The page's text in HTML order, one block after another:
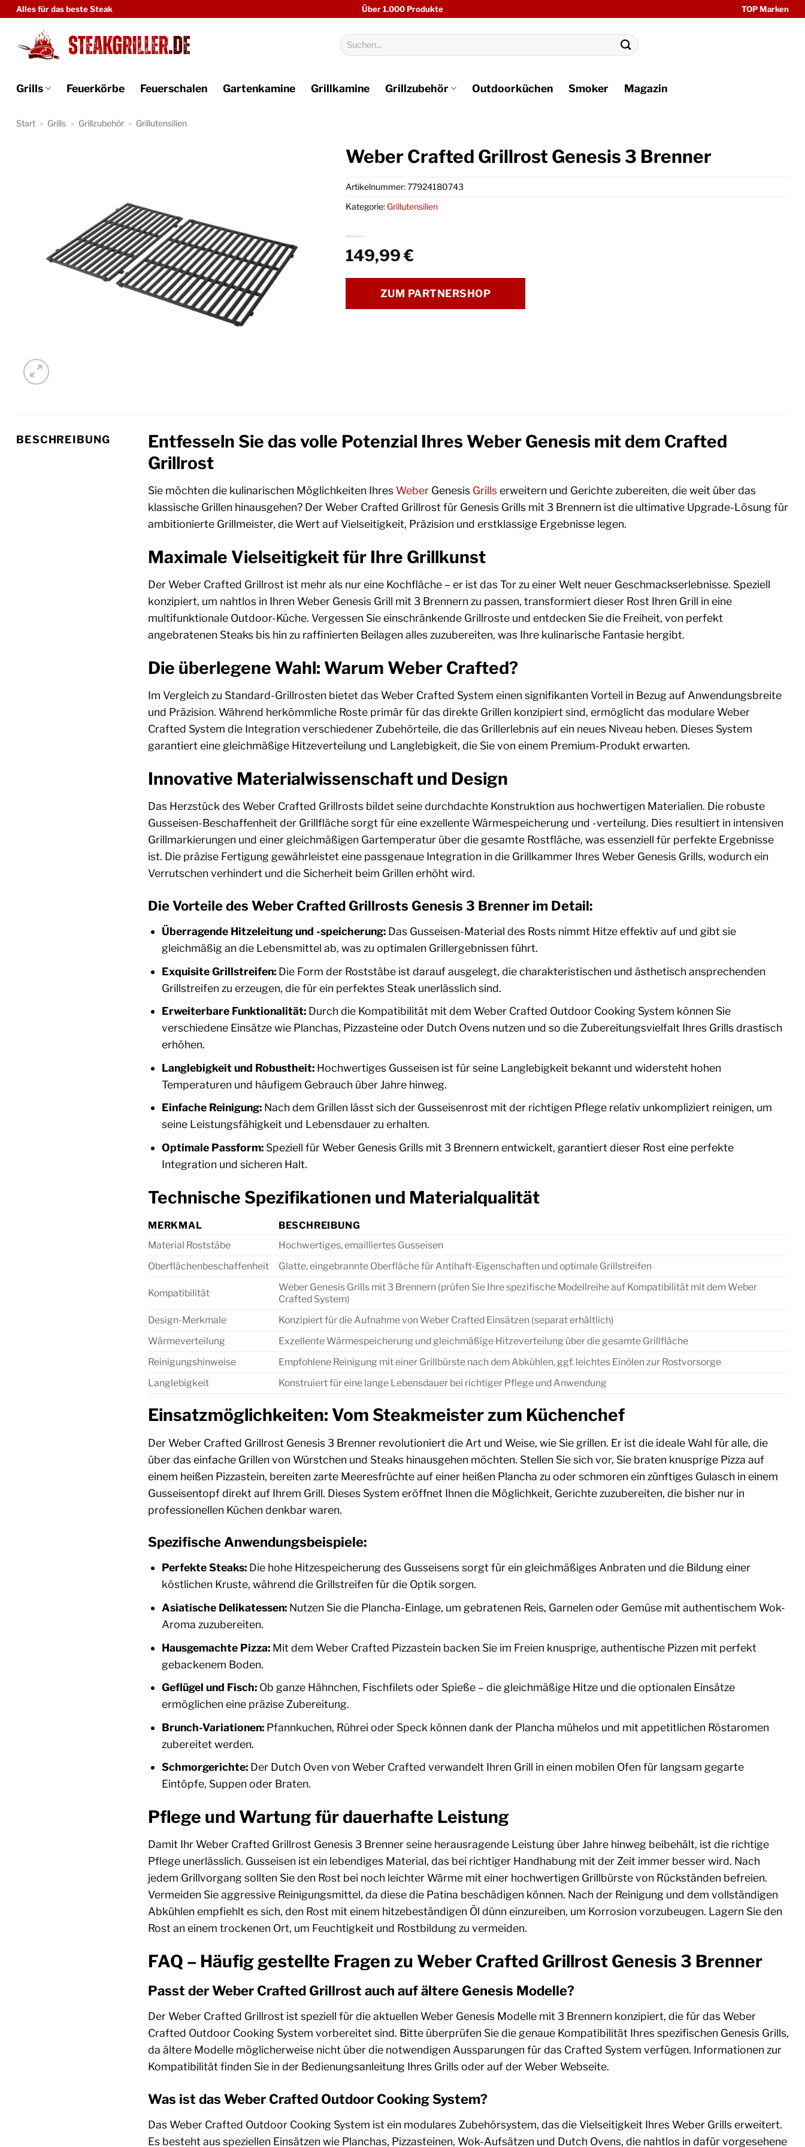
Zum
springen
Alles für das beste Steak Über 1.000 Produkte TOP Marken
Suchen
nach:
Grills Feuerkörbe Feuerschalen Gartenkamine Grillkamine Grillzubehör Outdoorküchen Smoker Magazin
Start » Grills » Grillzubehör » Grillutensilien
Weber Crafted Grillrost Genesis 3 Brenner
149,99€
ZUM PARTNERSHOP
Artikelnummer:77924180743
Kategorie: Grillutensilien
BESCHREIBUNG
Entfesseln Sie das volle Potenzial Ihres Weber Genesis mit dem Crafted
Grillrost
Sie möchten die kulinarischen Möglichkeiten Ihres Weber Genesis Grillserweitern und Gerichte zubereiten, die weit über das
klassische Grillen hinausgehen? Der Weber Crafted Grillrost für Genesis Grills mit 3 Brennern ist die ultimative Upgrade-Lösung für
ambitionierte Grillmeister, die Wert auf Vielseitigkeit, Präzision und erstklassige Ergebnisse legen.
Maximale Vielseitigkeit für Ihre Grillkunst
Der Weber Crafted Grillrost ist mehr als nur eine Kochfläche – er ist das Tor zu einer Welt neuer Geschmackserlebnisse. Speziell
konzipiert, um nahtlos in Ihren Weber Genesis Grill mit 3 Brennern zu passen, transformiert dieser Rost Ihren Grill in eine
multifunktionale Outdoor-Küche. Vergessen Sie einschränkende Grillroste und entdecken Sie die Freiheit, von perfekt
angebratenen Steaks bis hin zu raffinierten Beilagen alles zuzubereiten, was Ihre kulinarische Fantasie hergibt.
Die überlegene Wahl: Warum Weber Crafted?
Im Vergleich zu Standard-Grillrosten bietet das Weber Crafted System einen signifikanten Vorteil in Bezug auf Anwendungsbreite
und Präzision. Während herkömmliche Roste primär für das direkte Grillen konzipiert sind, ermöglicht das modulare Weber
Crafted System die Integration verschiedener Zubehörteile, die das Grillerlebnis auf ein neues Niveau heben. Dieses System
garantiert eine gleichmäßige Hitzeverteilung und Langlebigkeit, die Sie von einem Premium-Produkt erwarten.
Innovative Materialwissenschaft und Design
Das Herzstück des Weber Crafted Grillrosts bildet seine durchdachte Konstruktion aus hochwertigen Materialien. Die robuste
Gusseisen-Beschaffenheit der Grillfläche sorgt für eine exzellente Wärmespeicherung und -verteilung. Dies resultiert in intensiven
Grillmarkierungen und einer gleichmäßigen Gartemperatur über die gesamte Rostfläche, was essenziell für perfekte Ergebnisse
ist. Die präzise Fertigung gewährleistet eine passgenaue Integration in die Grillkammer Ihres Weber Genesis Grills, wodurch ein
Verrutschen verhindert und die Sicherheit beim Grillen erhöht wird.
Die Vorteile des Weber Crafted Grillrosts Genesis 3 Brenner im Detail:
Überragende Hitzeleitung und -speicherung:Das Gusseisen-Material des Rosts nimmt Hitze effektiv auf und gibt sie
gleichmäßig an die Lebensmittel ab, was zu optimalen Grillergebnissen führt.
Exquisite Grillstreifen:Die Form der Roststäbe ist darauf ausgelegt, die charakteristischen und ästhetisch ansprechenden
Grillstreifen zu erzeugen, die für ein perfektes Steak unerlässlich sind.
Erweiterbare Funktionalität:Durch die Kompatibilität mit dem Weber Crafted Outdoor Cooking System können Sie
verschiedene Einsätze wie Planchas, Pizzasteine oder Dutch Ovens nutzen und so die Zubereitungsvielfalt Ihres Grills drastisch
erhöhen.
Langlebigkeit und Robustheit:Hochwertiges Gusseisen ist für seine Langlebigkeit bekannt und widersteht hohen
Temperaturen und häufigem Gebrauch über Jahre hinweg.
Einfache Reinigung:Nach dem Grillen lässt sich der Gusseisenrost mit der richtigen Pflege relativ unkompliziert reinigen, um
seine Leistungsfähigkeit und Lebensdauer zu erhalten.
Optimale Passform:Speziell für Weber Genesis Grills mit 3 Brennern entwickelt, garantiert dieser Rost eine perfekte
Integration und sicheren Halt.
Technische Spezifikationen und Materialqualität
MERKMAL
BESCHREIBUNG
Material Roststäbe
Hochwertiges, emailliertes Gusseisen
Oberflächenbeschaffenheit
Glatte, eingebrannte Oberfläche für Antihaft-Eigenschaften und optimale Grillstreifen
Kompatibilität
Weber Genesis Grills mit 3 Brennern (prüfen Sie Ihre spezifische Modellreihe auf Kompatibilität mit dem Weber
Crafted System)
Design-Merkmale
Konzipiert für die Aufnahme von Weber Crafted Einsätzen (separat erhältlich)
Wärmeverteilung
Exzellente Wärmespeicherung und gleichmäßige Hitzeverteilung über die gesamte Grillfläche
Reinigungshinweise
Empfohlene Reinigung mit einer Grillbürste nach dem Abkühlen, ggf. leichtes Einölen zur Rostvorsorge
Langlebigkeit
Konstruiert für eine lange Lebensdauer bei richtiger Pflege und Anwendung
Einsatzmöglichkeiten: Vom Steakmeister zum Küchenchef
Der Weber Crafted Grillrost Genesis 3 Brenner revolutioniert die Art und Weise, wie Sie grillen. Er ist die ideale Wahl für alle, die
über das einfache Grillen von Würstchen und Steaks hinausgehen möchten. Stellen Sie sich vor, Sie braten knusprige Pizza auf
einem heißen Pizzastein, bereiten zarte Meeresfrüchte auf einer heißen Plancha zu oder schmoren ein zünftiges Gulasch in einem
Gusseisentopf direkt auf Ihrem Grill. Dieses System eröffnet Ihnen die Möglichkeit, Gerichte zuzubereiten, die bisher nur in
professionellen Küchen denkbar waren.
Spezifische Anwendungsbeispiele:
Perfekte Steaks:Die hohe Hitzespeicherung des Gusseisens sorgt für ein gleichmäßiges Anbraten und die Bildung einer
köstlichen Kruste, während die Grillstreifen für die Optik sorgen.
Asiatische Delikatessen:Nutzen Sie die Plancha-Einlage, um gebratenen Reis, Garnelen oder Gemüse mit authentischem Wok-
Aroma zuzubereiten.
Hausgemachte Pizza:Mit dem Weber Crafted Pizzastein backen Sie im Freien knusprige, authentische Pizzen mit perfekt
gebackenem Boden.
Geflügel und Fisch:Ob ganze Hähnchen, Fischfilets oder Spieße – die gleichmäßige Hitze und die optionalen Einsätze
ermöglichen eine präzise Zubereitung.
Brunch-Variationen:Pfannkuchen, Rührei oder Speck können dank der Plancha mühelos und mit appetitlichen Röstaromen
zubereitet werden.
Schmorgerichte:Der Dutch Oven von Weber Crafted verwandelt Ihren Grill in einen mobilen Ofen für langsam gegarte
Eintöpfe, Suppen oder Braten.
Pflege und Wartung für dauerhafte Leistung
Damit Ihr Weber Crafted Grillrost Genesis 3 Brenner seine herausragende Leistung über Jahre hinweg beibehält, ist die richtige
Pflege unerlässlich. Gusseisen ist ein lebendiges Material, das bei richtiger Handhabung mit der Zeit immer besser wird. Nach
jedem Grillvorgang sollten Sie den Rost bei noch leichter Wärme mit einer hochwertigen Grillbürste von Rückständen befreien.
Vermeiden Sie aggressive Reinigungsmittel, da diese die Patina beschädigen können. Nach der Reinigung und dem vollständigen
Abkühlen empfiehlt es sich, den Rost mit einem hitzebeständigen Öl dünn einzureiben, um Korrosion vorzubeugen. Lagern Sie den
Rost an einem trockenen Ort, um Feuchtigkeit und Rostbildung zu vermeiden.
FAQ – Häufig gestellte Fragen zu Weber Crafted Grillrost Genesis 3 Brenner
Passt der Weber Crafted Grillrost auch auf ältere Genesis Modelle?
Der Weber Crafted Grillrost ist speziell für die aktuellen Weber Genesis Modelle mit 3 Brennern konzipiert, die für das Weber
Crafted Outdoor Cooking System vorbereitet sind. Bitte überprüfen Sie die genaue Kompatibilität Ihres spezifischen Genesis Grills,
da ältere Modelle möglicherweise nicht über die notwendigen Aussparungen für das Crafted System verfügen. Informationen zur
Kompatibilität finden Sie in der Bedienungsanleitung Ihres Grills oder auf der Weber Webseite.
Was ist das Weber Crafted Outdoor Cooking System?
Das Weber Crafted Outdoor Cooking System ist ein modulares Zubehörsystem, das die Vielseitigkeit Ihres Weber Grills erweitert.
Es besteht aus speziellen Einsätzen wie Planchas, Pizzasteinen, Wok-Aufsätzen und Dutch Ovens, die nahtlos in dafür vorgesehene